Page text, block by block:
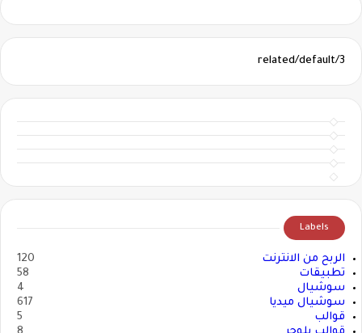
3/related/default
Labels
الربح من الانترنت
120
تطبيقات
58
سوشيال
4
سوشيال ميديا
617
قوالب
5